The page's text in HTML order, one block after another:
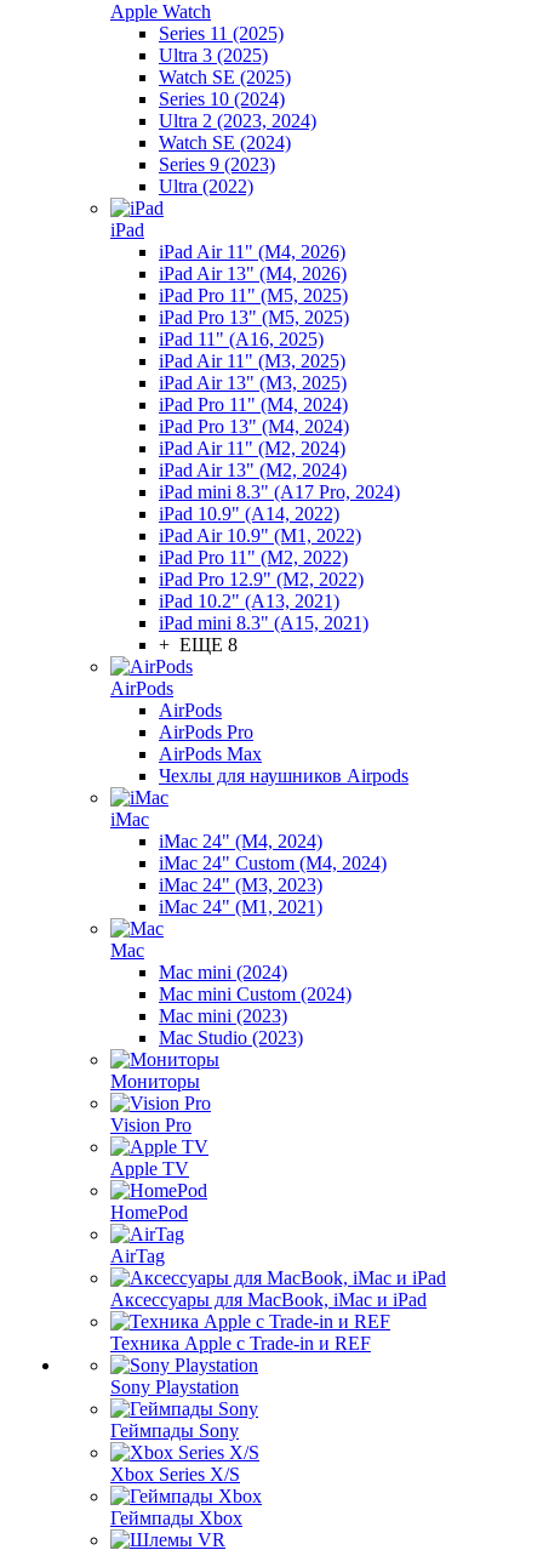
Apple Watch
Series 11 (2025)
Ultra 3 (2025)
Watch SE (2025)
Series 10 (2024)
Ultra 2 (2023, 2024)
Watch SE (2024)
Series 9 (2023)
Ultra (2022)
iPad
iPad Air 11" (M4, 2026)
iPad Air 13" (M4, 2026)
iPad Pro 11" (M5, 2025)
iPad Pro 13" (M5, 2025)
iPad 11" (A16, 2025)
iPad Air 11" (M3, 2025)
iPad Air 13" (M3, 2025)
iPad Pro 11" (M4, 2024)
iPad Pro 13" (M4, 2024)
iPad Air 11" (M2, 2024)
iPad Air 13" (M2, 2024)
iPad mini 8.3" (A17 Pro, 2024)
iPad 10.9" (A14, 2022)
iPad Air 10.9" (M1, 2022)
iPad Pro 11" (M2, 2022)
iPad Pro 12.9" (M2, 2022)
iPad 10.2" (A13, 2021)
iPad mini 8.3" (A15, 2021)
+ ЕЩЕ 8
AirPods
AirPods
AirPods Pro
AirPods Max
Чехлы для наушников Airpods
iMac
iMac 24" (M4, 2024)
iMac 24" Custom (M4, 2024)
iMac 24" (M3, 2023)
iMac 24" (M1, 2021)
Mac
Mac mini (2024)
Mac mini Custom (2024)
Mac mini (2023)
Mac Studio (2023)
Мониторы
Vision Pro
Apple TV
HomePod
AirTag
Аксессуары для MacBook, iMac и iPad
Техника Apple с Trade-in и REF
Sony Playstation
Геймпады Sony
Xbox Series X/S
Геймпады Xbox